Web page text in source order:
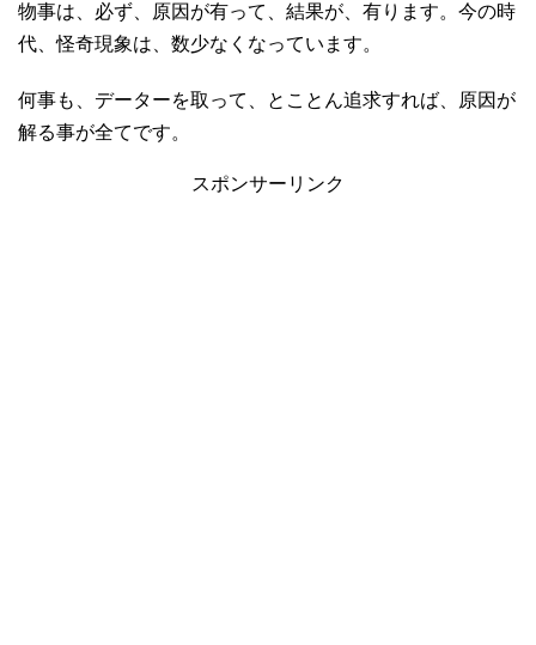
物事は、必ず、原因が有って、結果が、有ります。今の時
代、怪奇現象は、数少なくなっています。
何事も、データーを取って、とことん追求すれば、原因が
解る事が全てです。
スポンサーリンク